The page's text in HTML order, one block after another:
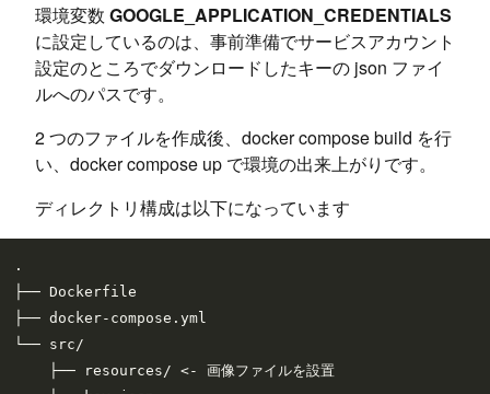
環境変数 GOOGLE_APPLICATION_CREDENTIALS
に設定しているのは、事前準備でサービスアカウント
設定のところでダウンロードしたキーの json ファイ
ルへのパスです。
2 つのファイルを作成後、docker compose build を行
い、docker compose up で環境の出来上がりです。
ディレクトリ構成は以下になっています
.
├── Dockerfile
├── docker-compose.yml
└── src/
    ├── resources/ <- 画像ファイルを設置